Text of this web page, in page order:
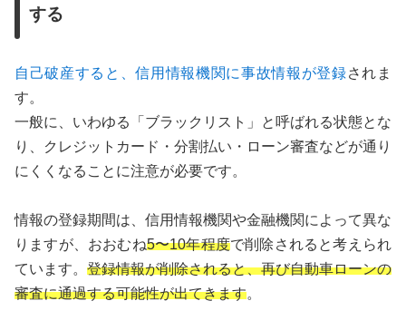
する
自己破産すると、信用情報機関に事故情報が登録されま
す。
一般に、いわゆる「ブラックリスト」と呼ばれる状態とな
り、クレジットカード・分割払い・ローン審査などが通り
にくくなることに注意が必要です。
情報の登録期間は、信用情報機関や金融機関によって異な
りますが、おおむね5〜10年程度で削除されると考えられ
ています。 登録情報が削除されると、再び自動車ローンの
審査に通過する可能性が出てきます。